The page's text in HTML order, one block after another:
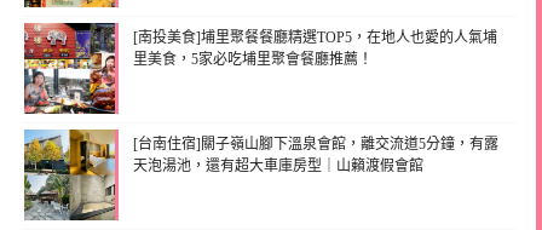
[南投美食]埔里聚餐餐廳精選TOP5，在地人也愛的人氣埔
里美食，5家必吃埔里聚會餐廳推薦！
[台南住宿]關子嶺山腳下溫泉會館，離交流道5分鐘，有露
天泡湯池，還有超大車庫房型｜山籟渡假會館